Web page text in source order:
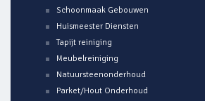
Schoonmaak Gebouwen
Huismeester Diensten
Tapijt reiniging
Meubelreiniging
Natuursteenonderhoud
Parket/Hout Onderhoud